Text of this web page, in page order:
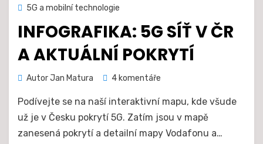
Zveřejněno
20. 10. 2020
5G a mobilní technologie
INFOGRAFIKA: 5G SÍŤ V ČR
A AKTUÁLNÍ POKRYTÍ
AutorJan Matura 4 komentáře
s
názvem
INFOGRAFIKA:
Podívejte se na naší interaktivní mapu, kde všude
už je v Česku pokrytí 5G. Zatím jsou v mapě
zanesená pokrytí a detailní mapy Vodafonu a…